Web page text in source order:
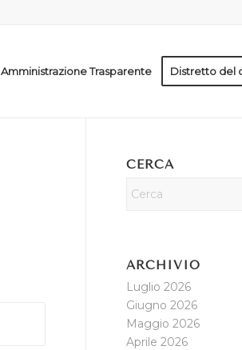
Amministrazione Trasparente Distretto del
CERCA
ARCHIVIO
Luglio 2026
Giugno 2026
Maggio 2026
Aprile 2026